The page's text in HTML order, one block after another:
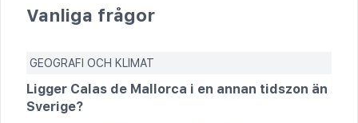
Vanliga frågor
GEOGRAFI OCH KLIMAT
Ligger Calas de Mallorca i en annan tidszon än
Sverige?